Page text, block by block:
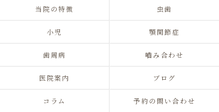
当院の特徴 虫歯
小児 顎関節症
歯周病 嚙み合わせ
医院案内 ブログ
コラム 予約の問い合わせ